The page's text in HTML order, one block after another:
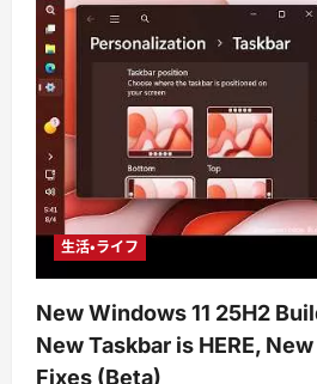
生活・ライフ
New Windows 11 25H2
New Taskbar is HERE,
Fixes (Beta)